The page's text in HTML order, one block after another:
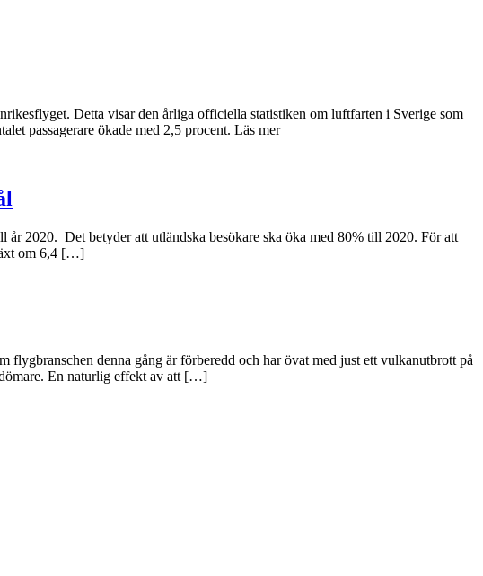
Detta visar den årliga officiella statistiken om luftfarten i Sverige som
passagerare ökade med 2,5 procent. Läs mer
2020. Det betyder att utländska besökare ska öka med 80% till 2020. För att
om 6,4 […]
denna gång är förberedd och har övat med just ett vulkanutbrott på
En naturlig effekt av att […]